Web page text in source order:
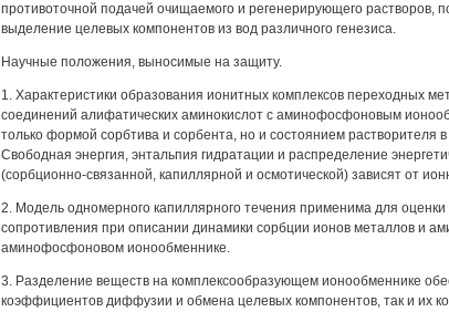
противоточной подачей очищаемого и регенерирующего растворов,
выделение целевых компонентов из вод различного генезиса.
Научные положения, выносимые на защиту.
1. Характеристики образования ионитных комплексов переходных
соединений алифатических аминокислот с аминофосфоновым
только формой сорбтива и сорбента, но и состоянием растворителя
Свободная энергия, энтальпия гидратации и распределение
(сорбционно-связанной, капиллярной и осмотической) зависят от
2. Модель одномерного капиллярного течения применима для
сопротивления при описании динамики сорбции ионов металлов и
аминофосфоновом ионообменнике.
3. Разделение веществ на комплексообразующем ионообменнике
коэффициентов диффузии и обмена целевых компонентов, так и их